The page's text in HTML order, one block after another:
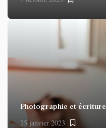
Photographie et écriture
25 janvier 2023